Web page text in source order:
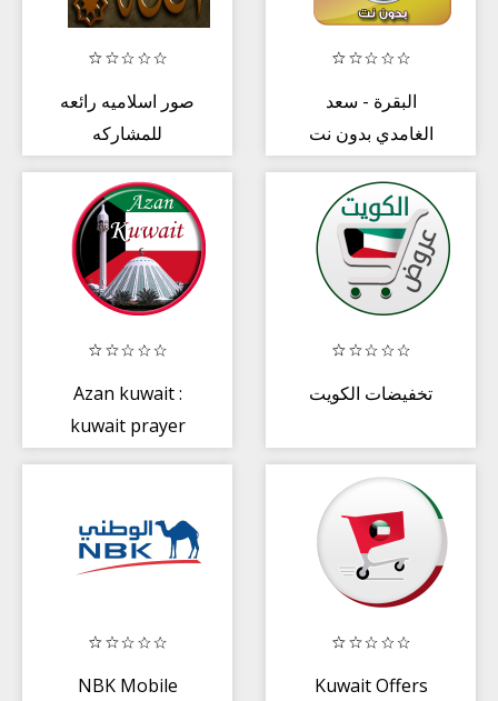
صور اسلاميه رائعه
للمشاركه
البقرة - سعد
الغامدي بدون نت
Azan kuwait :
kuwait prayer
تخفيضات الكويت
NBK Mobile
Kuwait Offers